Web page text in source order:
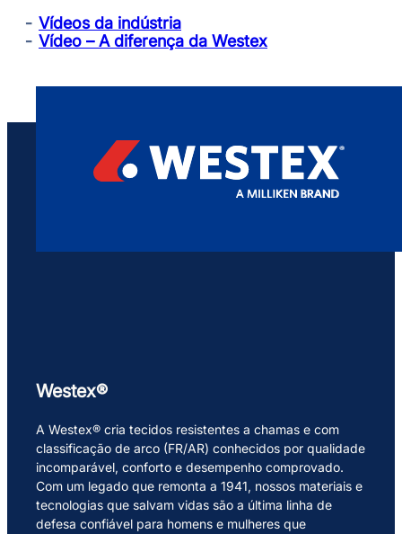
Vídeos da indústria
Vídeo – A diferença da Westex
Westex®
A Westex® cria tecidos resistentes a chamas e com
classificação de arco (FR/AR) conhecidos por qualidade
incomparável, conforto e desempenho comprovado.
Com um legado que remonta a 1941, nossos materiais e
tecnologias que salvam vidas são a última linha de
defesa confiável para homens e mulheres que